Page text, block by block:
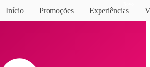
Início Promoções Experiências